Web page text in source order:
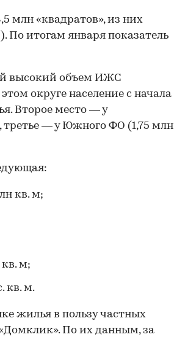
млн «квадратов», из них
По итогам января показатель
высокий объем ИЖС
округе население с начала
Второе место — у
— у Южного ФО (1,75 млн
кв. м;
м;
кв. м.
жилья в пользу частных
По их данным, за